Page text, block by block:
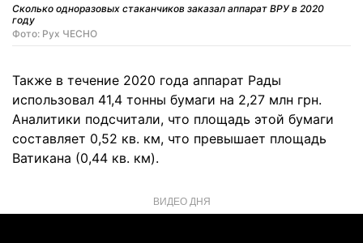
Сколько одноразовых стаканчиков заказал аппарат ВРУ в 2020
году
Фото: Рух ЧЕСНО
Также в течение 2020 года аппарат Рады
использовал 41,4 тонны бумаги на 2,27 млн грн.
Аналитики подсчитали, что площадь этой бумаги
составляет 0,52 кв. км, что превышает площадь
Ватикана (0,44 кв. км).
ВИДЕО ДНЯ